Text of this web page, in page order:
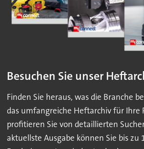
Besuchen Sie unser
Finden Sie heraus, was die Branche
das umfangreiche Heftarchiv für Ihre
profitieren Sie von detaillierten
aktuellste Ausgabe können Sie bis zu